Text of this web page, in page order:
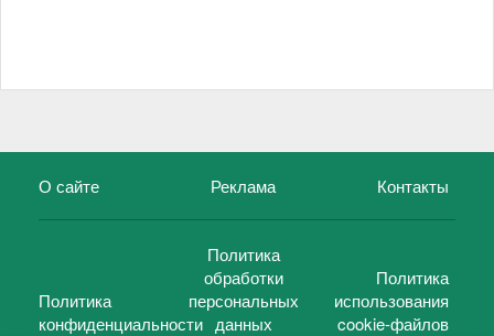
О сайте Реклама Контакты
Политика
конфиденциальности
Политика
обработки
персональных
данных
Политика
использования
cookie-файлов